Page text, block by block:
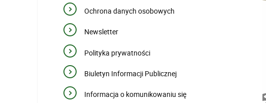
Ochrona danych osobowych
Newsletter
Polityka prywatności
Biuletyn Informacji Publicznej
Informacja o komunikowaniu się